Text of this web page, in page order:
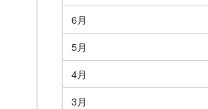
6月
5月
4月
3月